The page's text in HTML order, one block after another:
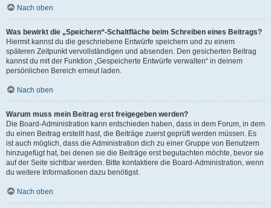
Nach oben
Was bewirkt die „Speichern“-Schaltfläche beim Schreiben eines Beitrags?
Hiermit kannst du die geschriebene Entwürfe speichern und zu einem
späteren Zeitpunkt vervollständigen und absenden. Den gesicherten Beitrag
kannst du mit der Funktion „Gespeicherte Entwürfe verwalten“ in deinem
persönlichen Bereich erneut laden.
Nach oben
Warum muss mein Beitrag erst freigegeben werden?
Die Board-Administration kann entschieden haben, dass in dem Forum, in dem
du einen Beitrag erstellt hast, die Beiträge zuerst geprüft werden müssen. Es
ist auch möglich, dass die Administration dich zu einer Gruppe von Benutzern
hinzugefügt hat, bei denen sie die Beiträge erst begutachten möchte, bevor sie
auf der Seite sichtbar werden. Bitte kontaktiere die Board-Administration, wenn
du weitere Informationen dazu benötigst.
Nach oben